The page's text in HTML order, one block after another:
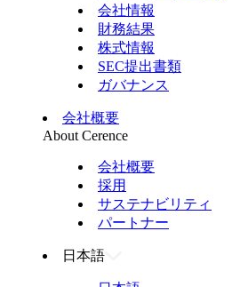
会社情報
財務結果
株式情報
SEC提出書類
ガバナンス
会社概要
About Cerence
会社概要
採用
サステナビリティ
パートナー
日本語